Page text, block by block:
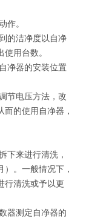
作。
的洁净度以自净
用台数。
净器的安装位置
节电压方法，改
的使用自净器，
下来进行清洗，
。一般情况下，
行清洗或予以更
器测定自净器的